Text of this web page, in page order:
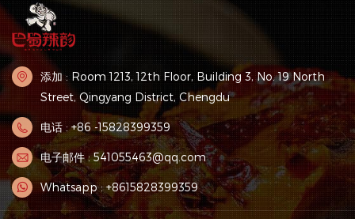
添加 : Room 1213, 12th Floor, Building 3, No. 19 North
Street, Qingyang District, Chengdu
电话 : +86 -15828399359
电子邮件 : 541055463@qq.com
Whatsapp : +8615828399359